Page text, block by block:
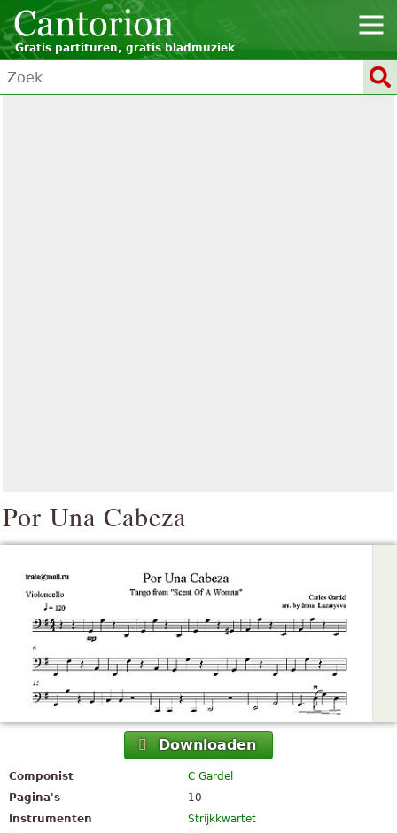
Gratis partituren, gratis bladmuziek
Por Una Cabeza
Downloaden
Componist
C Gardel
Pagina's
10
Instrumenten
Strijkkwartet